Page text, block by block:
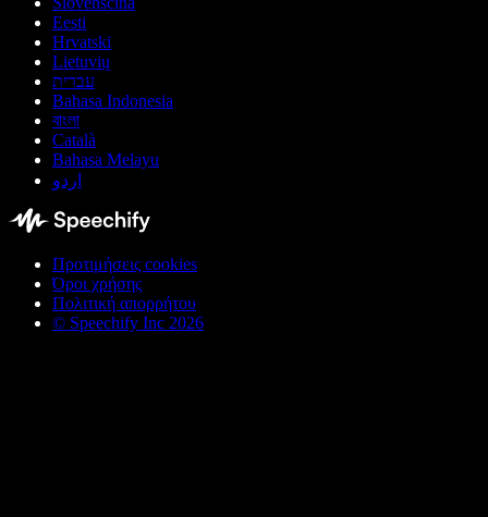
Eesti
Hrvatski
Lietuvių
עברית
Bahasa Indonesia
বাংলা
Català
Bahasa Melayu
اردو
Προτιμήσεις cookies
Όροι χρήσης
Πολιτική απορρήτου
© Speechify Inc 2026